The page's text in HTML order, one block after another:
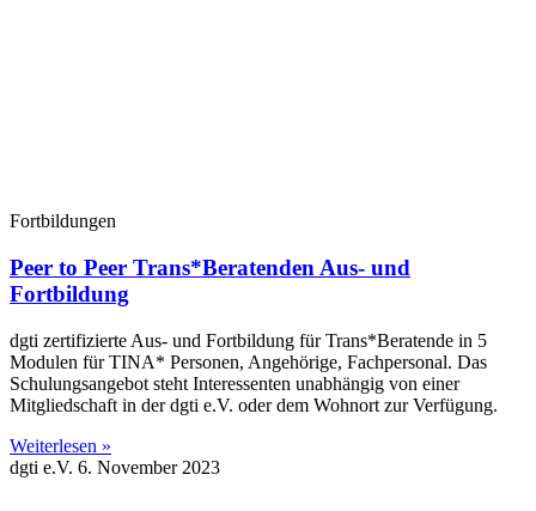
Fortbildungen
Peer to Peer Trans*Beratenden Aus- und
Fortbildung
dgti zertifizierte Aus- und Fortbildung für Trans*Beratende in 5
Modulen für TINA* Personen, Angehörige, Fachpersonal. Das
Schulungsangebot steht Interessenten unabhängig von einer
Mitgliedschaft in der dgti e.V. oder dem Wohnort zur Verfügung.
Weiterlesen »
dgti e.V. 6. November 2023